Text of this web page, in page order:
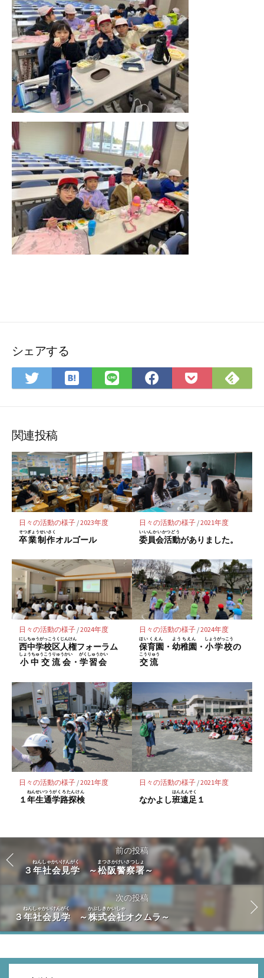
シェアする
Twitter
ェ
ア
は
ッ
ク
マ
ー
ク
に
保
存
LINE
ア
Facebook
ア
Pocket
Feedly
関連投稿
日々の活動の様子/2023年度
卒業制作
そつぎょうせいさく
オルゴール
日々の活動の様子/2021年度
委員会活動
いいんかいかつどう
がありました。
日々の活動の様子/2024年度
西中学校区
にしちゅうがっこうく
人権
じんけん
フォーラム
小中交流会
しょうちゅうこうりゅうかい
・ 学習会
がくしゅうかい
日々の活動の様子/2024年度
保育園
ほいくえん
・ 幼稚園
ようちえん
・ 小学校
しょうがっこう
の
交流
こうりゅう
日々の活動の様子/2021年度
１年生
ねんせい
通学路探検
つうがくろたんけん
日々の活動の様子/2021年度
なかよし班
はん
遠足
えんそく
１
前の投稿
３年社会見学
ねんしゃかいけんがく
～松阪警察署
まつさかけいさつしょ
～
次の投稿
３年社会見学
ねんしゃかいけんがく
～株式会社
かぶしきかいしゃ
オクムラ～